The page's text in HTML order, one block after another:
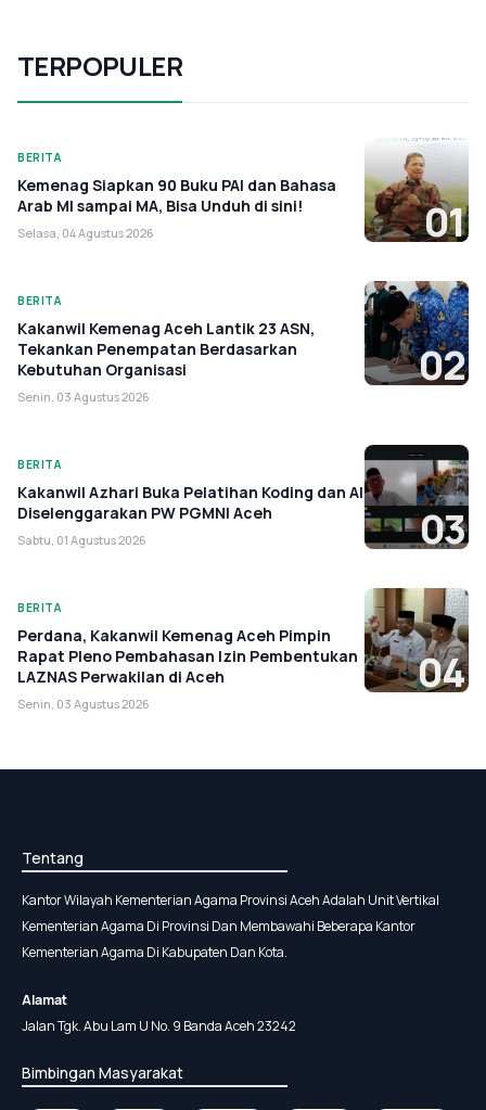
TERPOPULER
BERITA
Kemenag Siapkan 90 Buku PAI dan Bahasa
Arab MI sampai MA, Bisa Unduh di sini!
Selasa, 04 Agustus 2026 01
BERITA
Kakanwil Kemenag Aceh Lantik 23 ASN,
Tekankan Penempatan Berdasarkan
Kebutuhan Organisasi
Senin, 03 Agustus 2026
02
BERITA
Kakanwil Azhari Buka Pelatihan Koding dan AI
Diselenggarakan PW PGMNI Aceh
Sabtu, 01 Agustus 2026 03
BERITA
Perdana, Kakanwil Kemenag Aceh Pimpin
Rapat Pleno Pembahasan Izin Pembentukan
LAZNAS Perwakilan di Aceh
Senin, 03 Agustus 2026
04
Tentang
Kantor Wilayah Kementerian Agama Provinsi Aceh Adalah Unit Vertikal
Kementerian Agama Di Provinsi Dan Membawahi Beberapa Kantor
Kementerian Agama Di Kabupaten Dan Kota.
Alamat
Jalan Tgk. Abu Lam U No. 9 Banda Aceh 23242
Bimbingan Masyarakat